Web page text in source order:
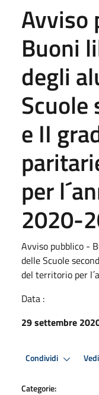
Avviso
Buoni
degli
Scuole
e II
per
2020-
Avviso pubblico -
delle Scuole
del territorio per
Data :
29 settembre
Condividi
Categorie: